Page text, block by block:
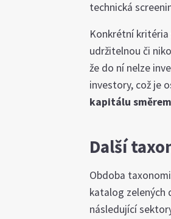
technická
Konkrétní kritéria
udržitelnou či
že do ní nelze
investory, což je
kapitálu
Další
Obdoba
katalog zelených
následující